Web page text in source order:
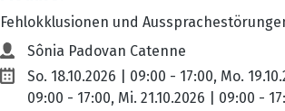
Fehlokklusionen und
Sônia Padovan Catenne
So. 18.10.2026 | 09:00 - 17:00, Mo.
09:00 - 17:00, Mi. 21.10.2026 | 09:00 -